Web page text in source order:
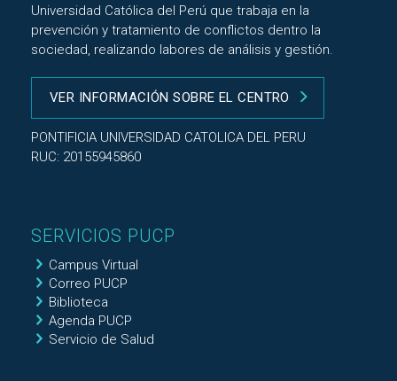
Universidad Católica del Perú que trabaja en la
prevención y tratamiento de conflictos dentro la
sociedad, realizando labores de análisis y gestión.
VER INFORMACIÓN SOBRE EL CENTRO
PONTIFICIA UNIVERSIDAD CATOLICA DEL PERU
RUC: 20155945860
SERVICIOS PUCP
Campus Virtual
Correo PUCP
Biblioteca
Agenda PUCP
Servicio de Salud